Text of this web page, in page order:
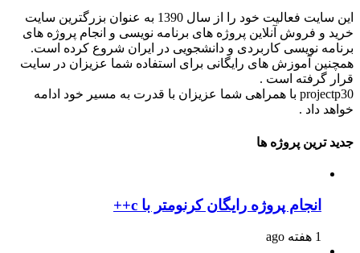
این سایت فعالیت خود را از سال 1390 به عنوان بزرگترین سایت
خرید و فروش آنلاین پروژه های برنامه نویسی و انجام پروژه های
برنامه نویسی کاربردی و دانشجویی در ایران شروع کرده است.
همچنین آموزش های رایگانی برای استفاده شما عزیزان در سایت
قرار گرفته است .
projectp30 با همراهی شما عزیزان با قدرت به مسیر خود ادامه
خواهد داد .
جدید ترین پروژه ها
انجام پروژه رایگان کرنومتر با c++
1 هفته ago